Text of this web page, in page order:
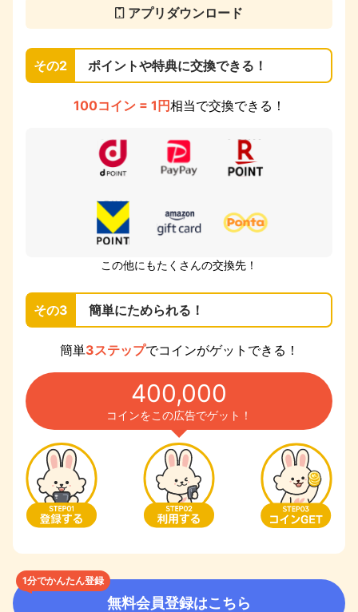
アプリダウンロード
その2 ポイントや特典に交換できる！
100コイン = 1円相当で交換できる！
この他にもたくさんの交換先！
その3 簡単にためられる！
簡単3ステップでコインがゲットできる！
400,000
コインをこの広告でゲット！
1分でかんたん登録
無料会員登録はこちら